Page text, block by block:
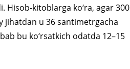
Hisob-kitoblarga ko‘ra, agar 300
jihatdan u 36 santimetrgacha
bu ko‘rsatkich odatda 12–15